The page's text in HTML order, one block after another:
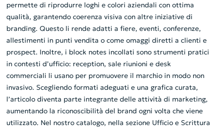
permette di riprodurre loghi e colori aziendali con ottima
qualità, garantendo coerenza visiva con altre iniziative di
branding. Questo li rende adatti a fiere, eventi, conferenze,
allestimenti in punti vendita o come omaggi diretti a clienti e
prospect. Inoltre, i block notes incollati sono strumenti pratici
in contesti d’ufficio: reception, sale riunioni e desk
commerciali li usano per promuovere il marchio in modo non
invasivo. Scegliendo formati adeguati e una grafica curata,
l’articolo diventa parte integrante delle attività di marketing,
aumentando la riconoscibilità del brand ogni volta che viene
utilizzato. Nel nostro catalogo, nella sezione Ufficio e Scrittura